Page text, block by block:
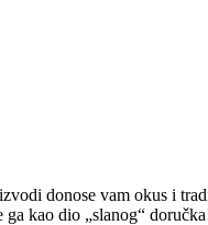
donose vam okus i
ga kao dio „slanog“